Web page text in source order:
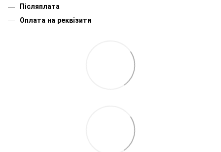
Післяплата
Оплата на реквізити